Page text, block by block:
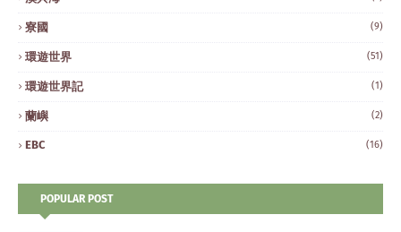
寮國 (9)
環遊世界 (51)
環遊世界記 (1)
蘭嶼 (2)
EBC (16)
POPULAR POST